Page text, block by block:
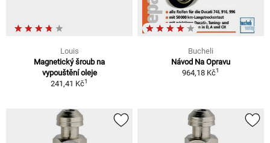
Louis
Magnetický šroub na
vypouštění oleje
241,41 Kč1
Bucheli
Návod Na Opravu
964,18 Kč1